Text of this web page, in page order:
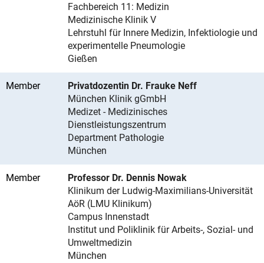
Fachbereich 11: Medizin
Medizinische Klinik V
Lehrstuhl für Innere Medizin, Infektiologie und
experimentelle Pneumologie
Gießen
Member
Privatdozentin Dr. Frauke Neff
München Klinik gGmbH
Medizet - Medizinisches
Dienstleistungszentrum
Department Pathologie
München
Member
Professor Dr. Dennis Nowak
Klinikum der Ludwig-Maximilians-Universität
AöR (LMU Klinikum)
Campus Innenstadt
Institut und Poliklinik für Arbeits-, Sozial- und
Umweltmedizin
München